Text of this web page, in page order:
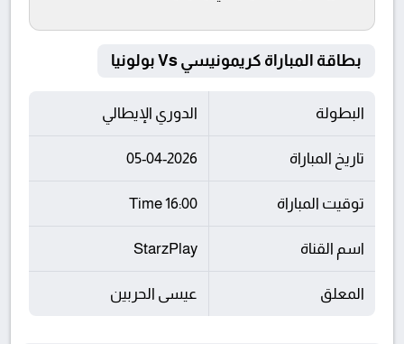
بطاقة المباراة كريمونيسي Vs بولونيا
البطولة الدوري الإيطالي
تاريخ المباراة 05-04-2026
توقيت المباراة 16:00 Time
اسم القناة StarzPlay
المعلق عيسى الحربين